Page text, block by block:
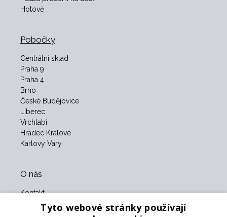
Hotově
Pobočky
Centrální sklad
Praha 9
Praha 4
Brno
České Budějovice
Liberec
Vrchlabí
Hradec Králové
Karlovy Vary
O nás
Kontakt
Obchodní podmínky
Tyto webové stránky používají